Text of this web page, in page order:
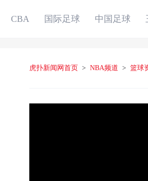
CBA 国际足球 中国足球
虎扑新闻网首页 > NBA频道 > 篮球